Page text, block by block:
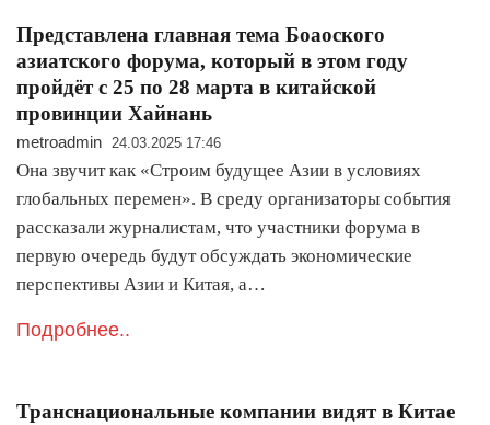
Представлена главная тема Боаоского
азиатского форума, который в этом году
пройдёт с 25 по 28 марта в китайской
провинции Хайнань
metroadmin 24.03.2025 17:46
Она звучит как «Строим будущее Азии в условиях
глобальных перемен». В среду организаторы события
рассказали журналистам, что участники форума в
первую очередь будут обсуждать экономические
перспективы Азии и Китая, а…
Подробнее..
Транснациональные компании видят в Китае